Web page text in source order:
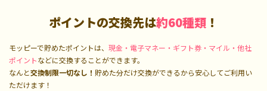
ポイントの交換先は約60種類 ！
モッピーで貯めたポイントは、 現金・電子マネー・ギフト券・マイル・他社
ポイントなどに交換することができます。
なんと交換制限一切なし！ 貯めた分だけ交換ができるから安心してご利用い
ただけます！